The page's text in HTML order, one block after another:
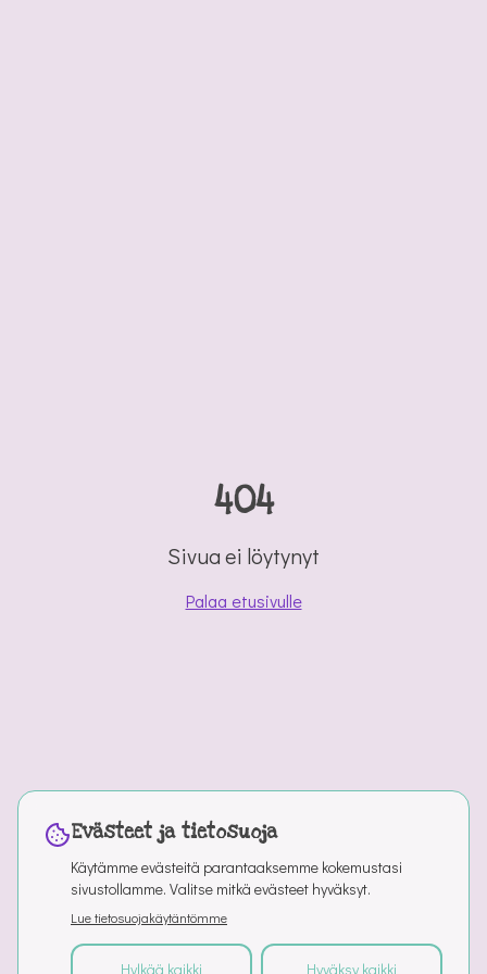
404
Sivua ei löytynyt
Palaa etusivulle
Evästeet ja tietosuoja
Käytämme evästeitä parantaaksemme kokemustasi
sivustollamme. Valitse mitkä evästeet hyväksyt.
Lue tietosuojakäytäntömme
Hylkää kaikki Hyväksy kaikki